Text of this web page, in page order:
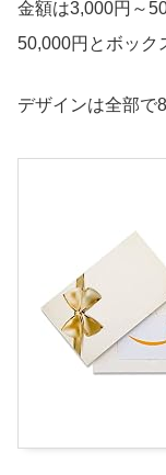
金額は3,000円～
50,000円とボック
デザインは全部で8